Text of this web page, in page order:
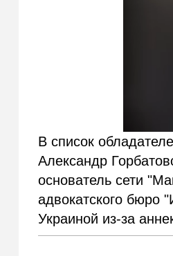
В список
Александр
основатель сети
адвокатского бюро
Украиной из-за